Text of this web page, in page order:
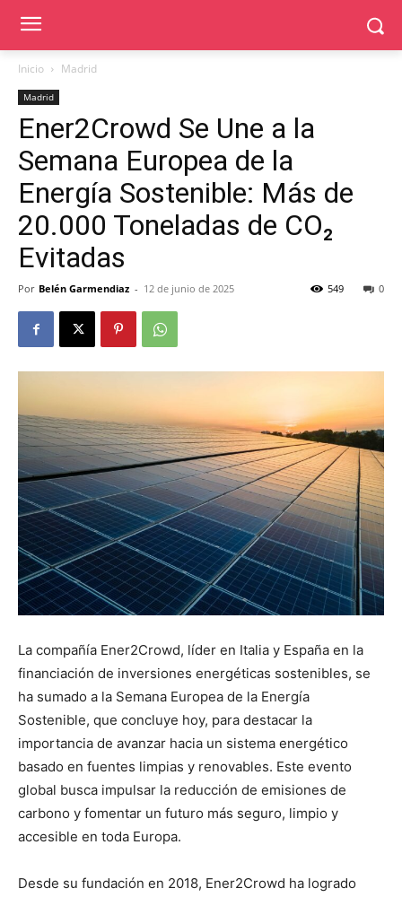
Inicio Madrid
Madrid
Ener2Crowd Se Une a la
Semana Europea de la
Energía Sostenible: Más de
20.000 Toneladas de CO₂
Evitadas
Por Belén Garmendiaz - 12 de junio de 2025 0
549
La compañía Ener2Crowd, líder en Italia y España en la
financiación de inversiones energéticas sostenibles, se
ha sumado a la Semana Europea de la Energía
Sostenible, que concluye hoy, para destacar la
importancia de avanzar hacia un sistema energético
basado en fuentes limpias y renovables. Este evento
global busca impulsar la reducción de emisiones de
carbono y fomentar un futuro más seguro, limpio y
accesible en toda Europa.
Desde su fundación en 2018, Ener2Crowd ha logrado